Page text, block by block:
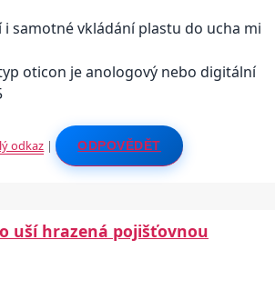
i samotné vkládání plastu do ucha mi
oticon je anologový nebo digitální
odkaz | ODPOVĚDĚT
uší hrazená pojišťovnou